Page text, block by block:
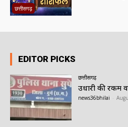
छत्तीसगढ़
EDITOR PICKS
छत्तीसगढ़
उधारी की रकम
news36bhilai